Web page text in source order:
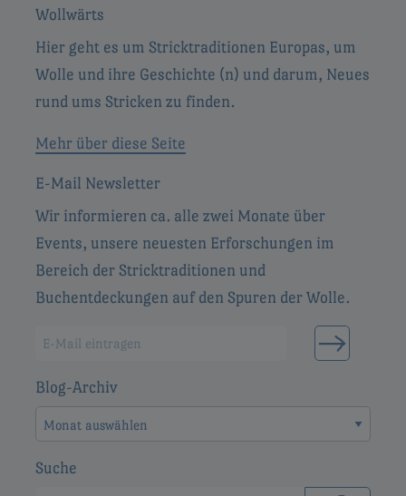
Wollwärts
Hier geht es um Stricktraditionen Europas, um
Wolle und ihre Geschichte (n) und darum, Neues
rund ums Stricken zu finden.
Mehr über diese Seite
E-Mail Newsletter
Wir informieren ca. alle zwei Monate über
Events, unsere neuesten Erforschungen im
Bereich der Stricktraditionen und
Buchentdeckungen auf den Spuren der Wolle.
Blog-Archiv
Blog-
Suche